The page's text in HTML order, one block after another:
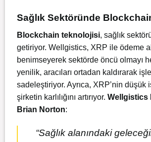
Sağlık Sektöründe
Blockchain teknolojisi, sağlık
getiriyor. Wellgistics, XRP ile ödeme
benimseyerek sektörde öncü olmayı
yenilik, aracıları ortadan kaldırarak
sadeleştiriyor. Ayrıca, XRP’nin düşük
şirketin karlılığını artırıyor. Wellgistics
Brian Norton:
“Sağlık alanındaki